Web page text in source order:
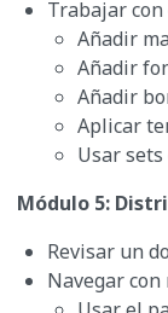
Trabajar
Añadir
Añadir
Añadir
Aplicar
Usar
Módulo 5:
Revisar un
Navegar